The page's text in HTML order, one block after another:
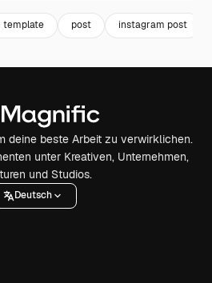
template post instagram post
deine beste Arbeit zu verwirklichen.
unter Kreativen, Unternehmen,
und Studios.
Deutsch